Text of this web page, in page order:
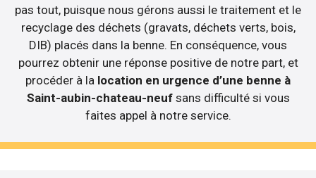
pas tout, puisque nous gérons aussi le traitement et le
recyclage des déchets (gravats, déchets verts, bois,
DIB) placés dans la benne. En conséquence, vous
pourrez obtenir une réponse positive de notre part, et
procéder à la location en urgence d’une benne à
Saint-aubin-chateau-neuf sans difficulté si vous
faites appel à notre service.